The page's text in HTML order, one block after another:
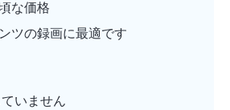
な価格
ツの録画に最適です
いません